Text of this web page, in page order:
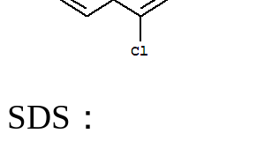
SDS：